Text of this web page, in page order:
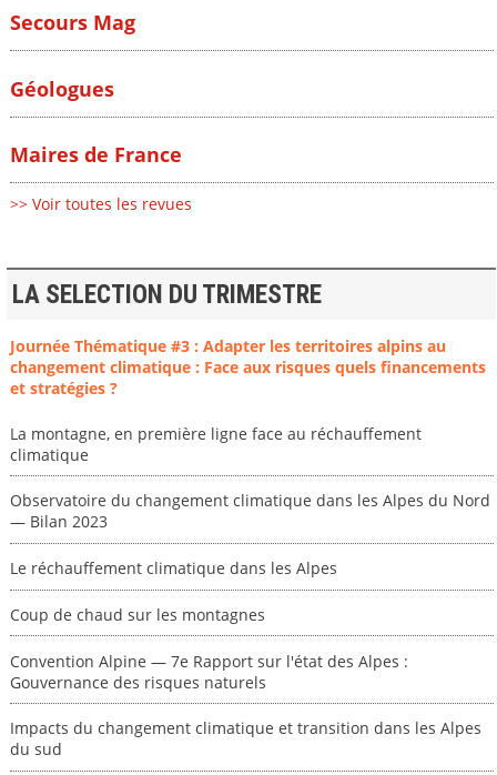
Secours Mag
Géologues
Maires de France
>> Voir toutes les revues
LA SELECTION DU TRIMESTRE
Journée Thématique #3 : Adapter les territoires alpins au
changement climatique : Face aux risques quels financements
et stratégies ?
La montagne, en première ligne face au réchauffement
climatique
Observatoire du changement climatique dans les Alpes du Nord
— Bilan 2023
Le réchauffement climatique dans les Alpes
Coup de chaud sur les montagnes
Convention Alpine — 7e Rapport sur l'état des Alpes :
Gouvernance des risques naturels
Impacts du changement climatique et transition dans les Alpes
du sud